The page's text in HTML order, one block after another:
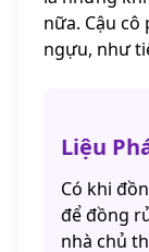
nữa. Cậu
ngựu, như
Liệu
Có khi
để đồng
nhà chủ